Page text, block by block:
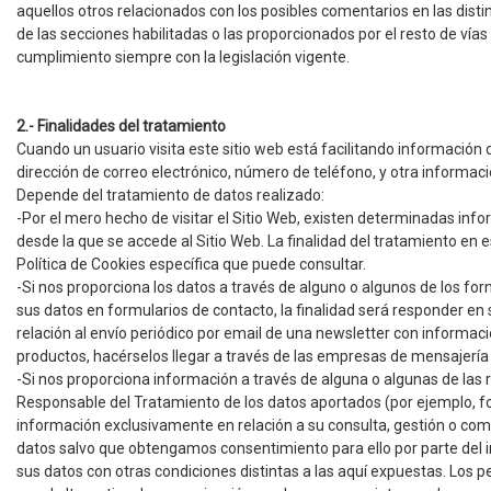
aquellos otros relacionados con los posibles comentarios en las
de las secciones habilitadas o las proporcionados por el resto de
cumplimiento siempre con la legislación vigente.
2.- Finalidades del tratamiento
Cuando un usuario visita este sitio web está facilitando información
dirección de correo electrónico, número de teléfono, y otra
Depende del tratamiento de datos realizado:
-Por el mero hecho de visitar el Sitio Web, existen determinadas
desde la que se accede al Sitio Web. La finalidad del tratamiento
Política de Cookies específica que puede consultar.
-Si nos proporciona los datos a través de alguno o algunos de los
sus datos en formularios de contacto, la finalidad será responder
relación al envío periódico por email de una newsletter con
productos, hacérselos llegar a través de las empresas de
-Si nos proporciona información a través de alguna o algunas de
Responsable del Tratamiento de los datos aportados (por ejemplo,
información exclusivamente en relación a su consulta, gestión o
datos salvo que obtengamos consentimiento para ello por parte
sus datos con otras condiciones distintas a las aquí expuestas. Los